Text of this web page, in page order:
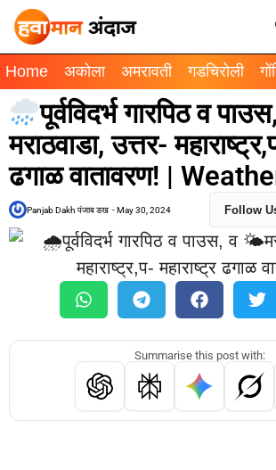
Home अकोला अमरावती गडचिरोली
पूर्वविदर्भ गारपिठ व
मराठवाडा, उत्तर-
ढगाळ वातावरण! |
Panjab Dakh पंजाब डख -May 30, 2024 Follow
Summarise this post with: